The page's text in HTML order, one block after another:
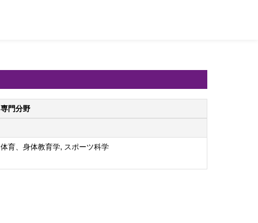
専門分野
体育、身体教育学, スポーツ科学